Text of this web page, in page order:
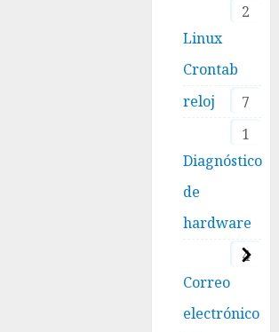
2
Linux
Crontab
7
reloj
1
Diagnóstico
de
hardware
4
Correo
electrónico